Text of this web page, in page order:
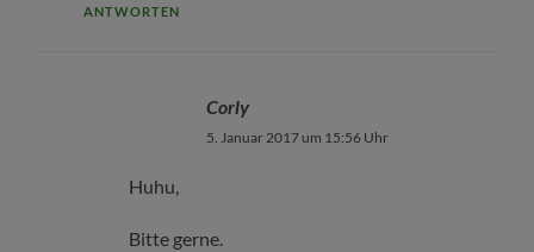
ANTWORTEN
Corly
5. Januar 2017 um 15:56 Uhr
Huhu,
Bitte gerne.